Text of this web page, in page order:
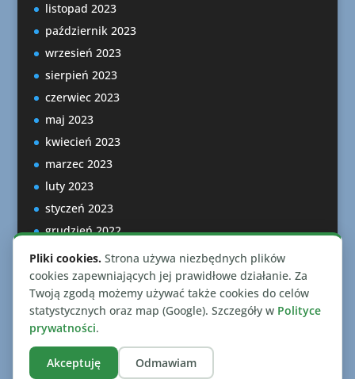
listopad 2023
październik 2023
wrzesień 2023
sierpień 2023
czerwiec 2023
maj 2023
kwiecień 2023
marzec 2023
luty 2023
styczeń 2023
grudzień 2022
listopad 2022
październik 2022
Zaprojektowano przezElegant Themes
Pliki cookies. Strona używa niezbędnych plików
cookies zapewniających jej prawidłowe działanie. Za
Twoją zgodą możemy używać także cookies do celów
statystycznych oraz map (Google). Szczegóły w Polityce
prywatności.
Akceptuję Odmawiam